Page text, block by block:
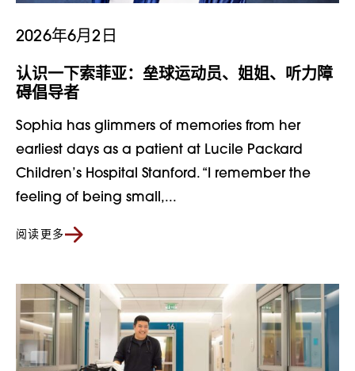
2026年6月2日
认识一下索菲亚：垒球运动员、姐姐、听力障
碍倡导者
Sophia has glimmers of memories from her
earliest days as a patient at Lucile Packard
Children’s Hospital Stanford. “I remember the
feeling of being small,...
阅读更多